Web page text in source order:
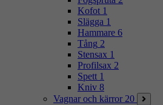
Kofot 1
Slägga 1
Hammare 6
Tång 2
Stensax 1
Profilsax 2
Spett 1
Kniv 8
Vagnar och kärror 20